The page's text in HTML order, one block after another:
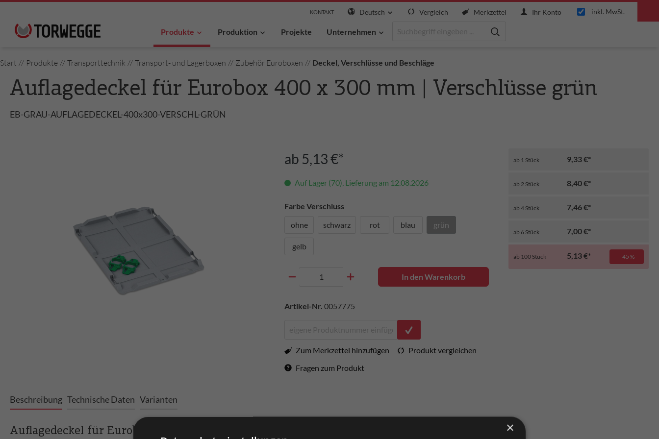
KONTAKT Deutsch Vergleich Merkzettel Ihr Konto inkl. MwSt.
Produkte Produktion Projekte Unternehmen
Start // Produkte // Transporttechnik // Transport- und Lagerboxen // Zubehör Euroboxen // Deckel, Verschlüsse und Beschläge
Auflagedeckel für Eurobox 400 x 300 mm | Verschlüsse grün
EB-GRAU-AUFLAGEDECKEL-400x300-VERSCHL-GRÜN
Beschreibung Technische Daten Varianten
Auflagedeckel für Eurobox 400 x 300 mm |
ab 5,13 €*
Auf Lager (70), Lieferung am 12.08.2026
Farbe Verschluss
ohne
schwarz rot blau grün
gelb
In den Warenkorb
Artikel-Nr. 0057775
Zum Merkzettel hinzufügen
Produkt vergleichen
Fragen zum Produkt
ab 1 Stück 9,33 €*
ab 2 Stück 8,40 €*
ab4 Stück 7,46 €*
ab 6 Stück 7,00 €*
ab 100 Stück 5,13 €* - 45 %
×